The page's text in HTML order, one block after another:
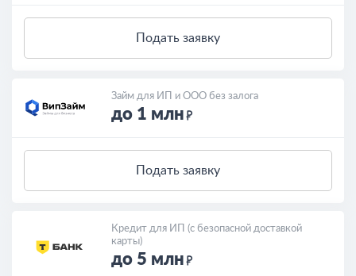
Подать заявку
Займ для ИП и ООО без залога
до 1 млн
Подать заявку
Кредит для ИП (с безопасной доставкой
карты)
до 5 млн